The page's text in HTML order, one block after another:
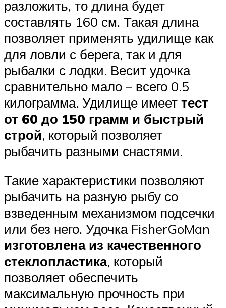
разложить, то длина будет
составлять 160 см. Такая длина
позволяет применять удилище как
для ловли с берега, так и для
рыбалки с лодки. Весит удочка
сравнительно мало – всего 0.5
килограмма. Удилище имеет тест
от 60 до 150 грамм и быстрый
строй, который позволяет
рыбачить разными снастями.
Такие характеристики позволяют
рыбачить на разную рыбу со
взведенным механизмом подсечки
или без него. Удочка FisherGoMan
изготовлена из качественного
стеклопластика, который
позволяет обеспечить
максимальную прочность при